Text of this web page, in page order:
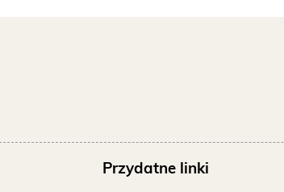
Przydatne linki